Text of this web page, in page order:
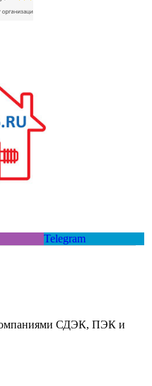
Telegram
СДЭК, ПЭК и